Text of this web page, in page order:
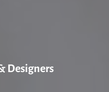
Designers